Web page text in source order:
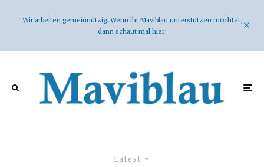
Wir arbeiten gemeinnützig. Wenn ihr Maviblau unterstützen möchtet,
dann schaut mal hier!
Latest